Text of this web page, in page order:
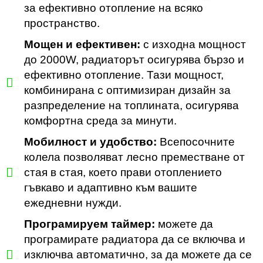
за ефективно отопление на всяко
пространство.
Мощен и ефективен: с изходна мощност
до 2000W, радиаторът осигурява бързо и
ефективно отопление. Тази мощност,
комбинирана с оптимизиран дизайн за
разпределение на топлината, осигурява
комфортна среда за минути.
Мобилност и удобство: Всепосочните
колела позволяват лесно преместване от
стая в стая, което прави отоплението
гъвкаво и адаптивно към вашите
ежедневни нужди.
Програмируем таймер: можете да
програмирате радиатора да се включва и
изключва автоматично, за да можете да се